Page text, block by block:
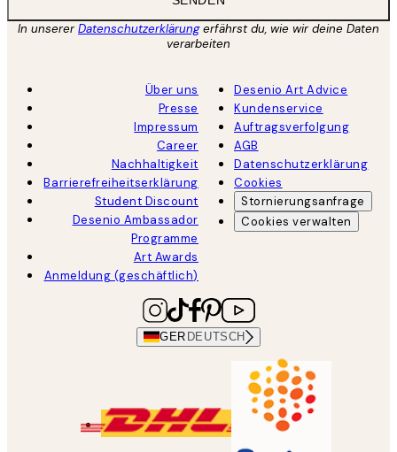
In unsererDatenschutzerklärungerfährst du, wie wir deine Daten
verarbeiten
Über uns
Presse
Impressum
Career
Nachhaltigkeit
Barrierefreiheitserklärung
Student Discount
Desenio Ambassador
Programme
Art Awards
Anmeldung (geschäftlich)
Desenio Art Advice
Kundenservice
Auftragsverfolgung
AGB
Datenschutzerklärung
Cookies
Stornierungsanfrage
Cookies verwalten
GER DEUTSCH